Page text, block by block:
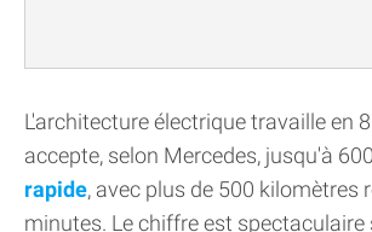
L'architecture électrique travaille en
accepte, selon Mercedes, jusqu'à
rapide, avec plus de 500 kilomètres
minutes. Le chiffre est spectaculaire